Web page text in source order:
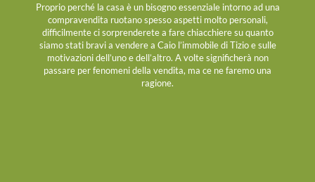
Proprio perché la casa è un bisogno essenziale intorno ad una
compravendita ruotano spesso aspetti molto personali,
difficilmente ci sorprenderete a fare chiacchiere su quanto
siamo stati bravi a vendere a Caio l’immobile di Tizio e sulle
motivazioni dell’uno e dell’altro. A volte significherà non
passare per fenomeni della vendita, ma ce ne faremo una
ragione.